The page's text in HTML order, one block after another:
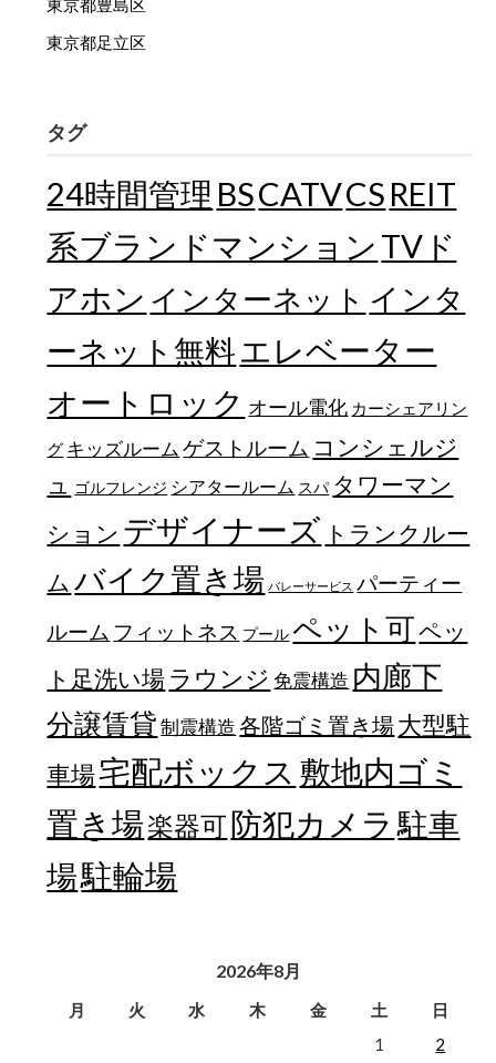
東京都豊島区
東京都足立区
タグ
24時間管理 BSCATVCS REIT
系ブランドマンション TVド
アホン インターネット インタ
ーネット無料エレベーター
オートロック オール電化 カーシェアリン
グ キッズルーム ゲストルーム コンシェルジ
ュ
ゴルフレンジ シアタールーム スパ タワーマン
ション デザイナーズ トランクルー
ム バイク置き場 バレーサービス パーティー
ルーム フィットネス プール ペット可ペッ
ト足洗い場 ラウンジ 免震構造 内廊下
分譲賃貸 制震構造 各階ゴミ置き場大型駐
車場宅配ボックス 敷地内ゴミ
置き場楽器可防犯カメラ 駐車
場駐輪場
2026年8月
月 火 水 木 金 土
日
1
2